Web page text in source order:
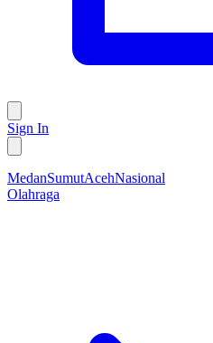
Sign In
MedanSumutAcehNasional
Olahraga